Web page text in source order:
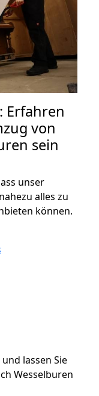
Erfahren
von
sein
unser
alles zu
können.
lassen Sie
Wesselburen